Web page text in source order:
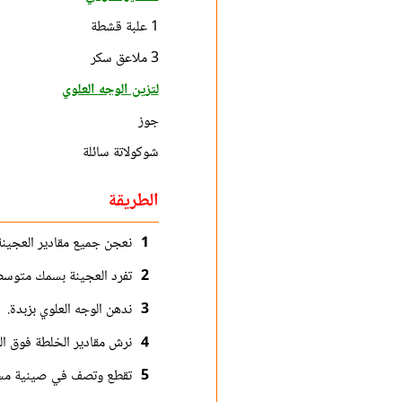
1 علبة قشطة
3 ملاعق سكر
لتزين الوجه العلوي
جوز
شوكولاتة سائلة
الطريقة
1 نعجن جميع مقادير
2 تفرد العجينة بسمك
3 ندهن الوجه العلوي بزبدة.
4 نرش مقادير الخلطة فوق
5 تقطع وتصف في صينية